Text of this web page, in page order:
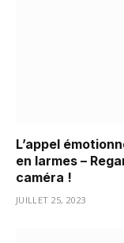
L’appel
en larmes –
caméra !
JUILLET 25, 2023